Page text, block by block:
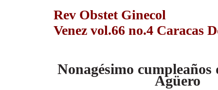
Rev Obstet Ginecol
Venez vol.66 no.4 Caracas
Nonagésimo cumpleaños
Agüero